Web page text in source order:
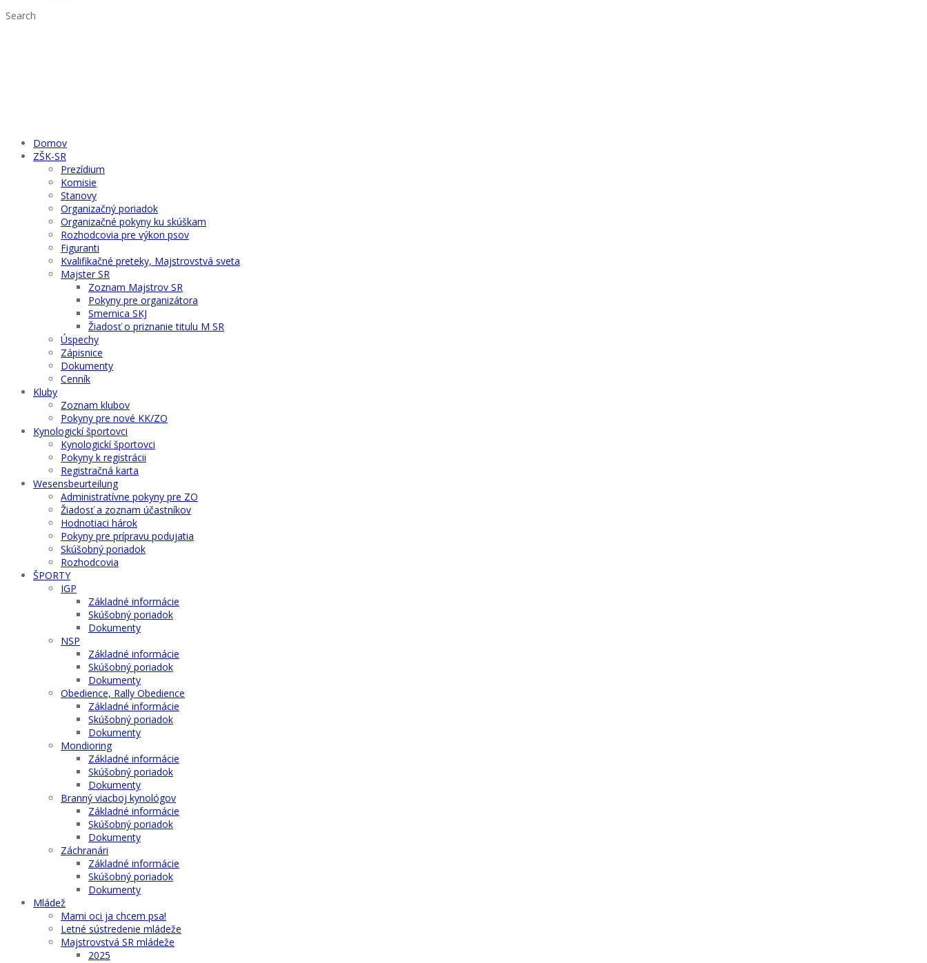
Search
Domov
ZŠK-SR
Prezídium
Komisie
Stanovy
Organizačný poriadok
Organizačné pokyny ku skúškam
Rozhodcovia pre výkon psov
Figuranti
Kvalifikačné preteky, Majstrovstvá sveta
Majster SR
Zoznam Majstrov SR
Pokyny pre organizátora
Smernica SKJ
Žiadosť o priznanie titulu M SR
Úspechy
Zápisnice
Dokumenty
Cenník
Kluby
Zoznam klubov
Pokyny pre nové KK/ZO
Kynologickí športovci
Kynologickí športovci
Pokyny k registrácii
Registračná karta
Wesensbeurteilung
Administratívne pokyny pre ZO
Žiadosť a zoznam účastníkov
Hodnotiaci hárok
Pokyny pre prípravu podujatia
Skúšobný poriadok
Rozhodcovia
ŠPORTY
IGP
Základné informácie
Skúšobný poriadok
Dokumenty
NSP
Základné informácie
Skúšobný poriadok
Dokumenty
Obedience, Rally Obedience
Základné informácie
Skúšobný poriadok
Dokumenty
Mondioring
Základné informácie
Skúšobný poriadok
Dokumenty
Branný viacboj kynológov
Základné informácie
Skúšobný poriadok
Dokumenty
Záchranári
Základné informácie
Skúšobný poriadok
Dokumenty
Mládež
Mami oci ja chcem psa!
Letné sústredenie mládeže
Majstrovstvá SR mládeže
2025